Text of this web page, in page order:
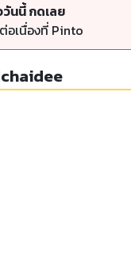
นนี้ กดเลย
อเนื่องที่ Pinto